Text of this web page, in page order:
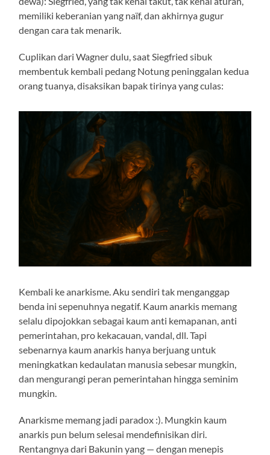
memiliki keberanian yang naïf, dan akhirnya gugur
dengan cara tak menarik.
Cuplikan dari Wagner dulu, saat Siegfried sibuk
membentuk kembali pedang Notung peninggalan kedua
orang tuanya, disaksikan bapak tirinya yang culas:
Kembali ke anarkisme. Aku sendiri tak menganggap
benda ini sepenuhnya negatif. Kaum anarkis memang
selalu dipojokkan sebagai kaum anti kemapanan, anti
pemerintahan, pro kekacauan, vandal, dll. Tapi
sebenarnya kaum anarkis hanya berjuang untuk
meningkatkan kedaulatan manusia sebesar mungkin,
dan mengurangi peran pemerintahan hingga seminim
mungkin.
Anarkisme memang jadi paradox :). Mungkin kaum
anarkis pun belum selesai mendefinisikan diri.
Rentangnya dari Bakunin yang — dengan menepis